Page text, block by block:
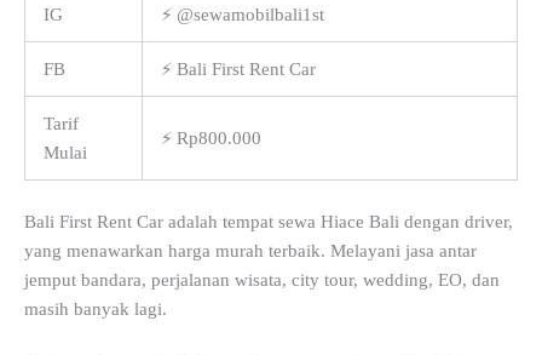
IG ⚡ @sewamobilbali1st
FB ⚡ Bali First Rent Car
Tarif
Mulai
⚡ Rp800.000
Bali First Rent Car adalah tempat sewa Hiace Bali dengan driver,
yang menawarkan harga murah terbaik. Melayani jasa antar
jemput bandara, perjalanan wisata, city tour, wedding, EO, dan
masih banyak lagi.